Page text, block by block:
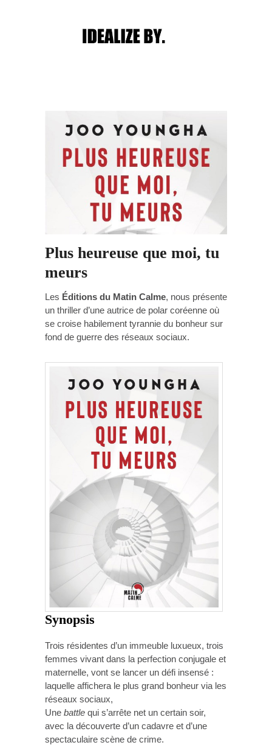
Plus heureuse que moi, tu
meurs
Les Éditions du Matin Calme, nous présente
un thriller d’une autrice de polar coréenne où
se croise habilement tyrannie du bonheur sur
fond de guerre des réseaux sociaux.
Synopsis
Trois résidentes d’un immeuble luxueux, trois
femmes vivant dans la perfection conjugale et
maternelle, vont se lancer un défi insensé :
laquelle affichera le plus grand bonheur via les
réseaux sociaux,
Une battle qui s’arrête net un certain soir,
avec la découverte d’un cadavre et d’une
spectaculaire scène de crime.